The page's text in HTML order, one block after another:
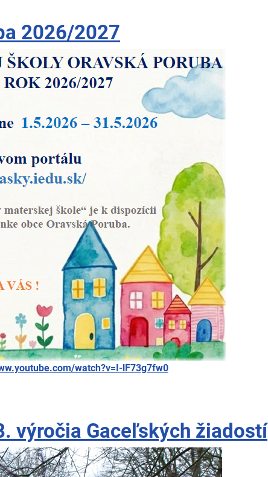
2026/2027
watch?v=I-lF73g7fw0
výročia Gaceľských žiadostí